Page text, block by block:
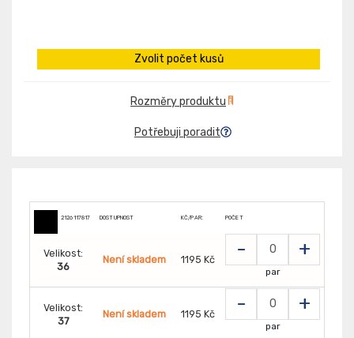
Zvolit počet kusů
Rozměry produktu
Potřebuji poradit
2126117817 DOSTUPNOST KČ/PAR: POČET
Velikost:
36
Není skladem 1195 Kč - +
par
Velikost:
37
Není skladem 1195 Kč - +
par